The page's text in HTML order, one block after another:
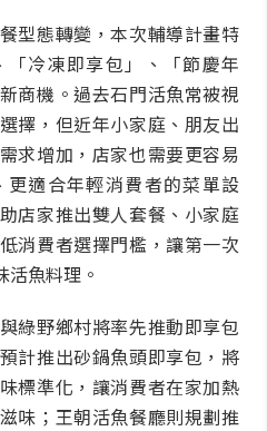
型態轉變，本次輔導計畫特
冷凍即享包」、「節慶年
商機。過去石門活魚常被視
擇，但近年小家庭、朋友出
求增加，店家也需要更容易
適合年輕消費者的菜單設
店家推出雙人套餐、小家庭
消費者選擇門檻，讓第一次
魚料理。
綠野鄉村將率先推動即享包
計推出砂鍋魚頭即享包，將
標準化，讓消費者在家加熱
味；王朝活魚餐廳則規劃推